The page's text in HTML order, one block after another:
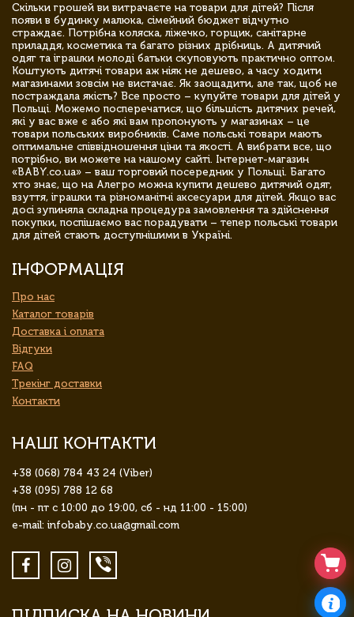
Скільки грошей ви витрачаєте на товари для дітей? Після
появи в будинку малюка, сімейний бюджет відчутно
страждає. Потрібна коляска, ліжечко, горщик, санітарне
приладдя, косметика та багато різних дрібниць. А дитячий
одяг та іграшки молоді батьки скуповують практично оптом.
Коштують дитячі товари аж ніяк не дешево, а часу ходити
магазинами зовсім не вистачає. Як заощадити, але так, щоб не
постраждала якість? Все просто – купуйте товари для дітей у
Польщі. Можемо посперечатися, що більшість дитячих речей,
які у вас вже є або які вам пропонують у магазинах – це
товари польських виробників. Саме польські товари мають
оптимальне співвідношення ціни та якості. А вибрати все, що
потрібно, ви можете на нашому сайті. Інтернет-магазин
«BABY.co.ua» – ваш торговий посередник у Польщі. Багато
хто знає, що на Алегро можна купити дешево дитячий одяг,
взуття, іграшки та різноманітні аксесуари для дітей. Якщо вас
досі зупиняла складна процедура замовлення та здійснення
покупки, поспішаємо вас порадувати – тепер польські товари
для дітей стають доступнішими в Україні.
ІНФОРМАЦІЯ
Про нас
Каталог товарів
Доставка і оплата
Відгуки
FAQ
Трекінг доставки
Контакти
НАШІ КОНТАКТИ
+38 (068) 784 43 24 (Viber)
+38 (095) 788 12 68
(пн - пт с 10:00 до 19:00, сб - нд 11:00 - 15:00)
e-mail: infobaby.co.ua@gmail.com